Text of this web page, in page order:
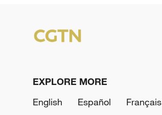
EXPLORE MORE
English
Español Français